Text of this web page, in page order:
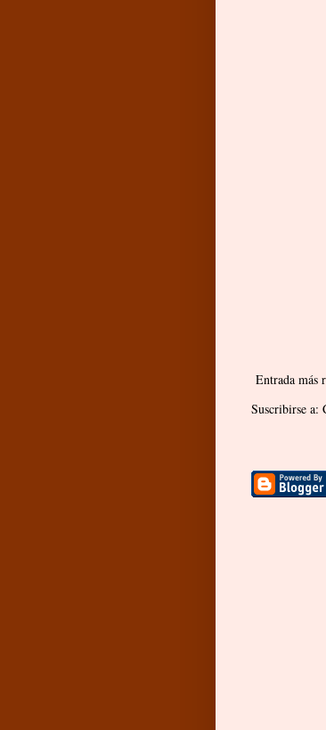
Entrada más
Suscribirse a: